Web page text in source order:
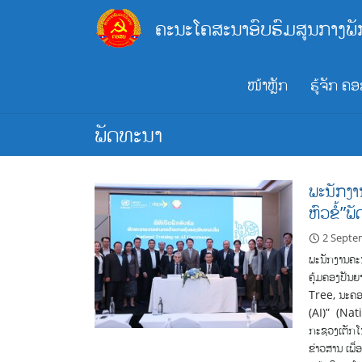
ຄະນະໂຄສະນາອົບຮົມສູນກາງ
ໜ້າຫຼັກ ຮູ້ຈັກ ຄ
ພັດທະນາ
ພະນັກງ
ຫົວຂໍ້”ພັ
2
ພະນັກງານຄ
ຄຸ້ມຄອງປັນຍ
Tree, ນະຄ
(AI)”
ກະຊວງເຕັກ
ຂ່າວສານ ເ